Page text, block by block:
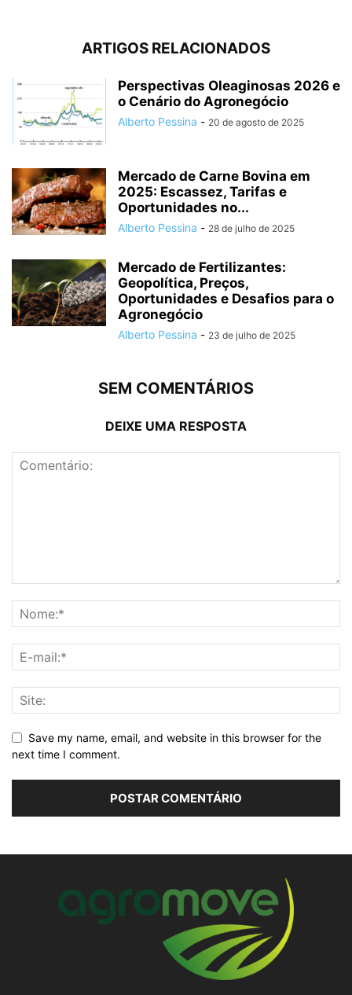
ARTIGOS RELACIONADOS
Perspectivas Oleaginosas 2026 e
o Cenário do Agronegócio
Alberto Pessina - 20 de agosto de 2025
Mercado de Carne Bovina em
2025: Escassez, Tarifas e
Oportunidades no...
Alberto Pessina - 28 de julho de 2025
Mercado de Fertilizantes:
Geopolítica, Preços,
Oportunidades e Desafios para o
Agronegócio
Alberto Pessina - 23 de julho de 2025
SEM COMENTÁRIOS
DEIXE UMA RESPOSTA
Save my name, email, and website in this browser for the
next time I comment.